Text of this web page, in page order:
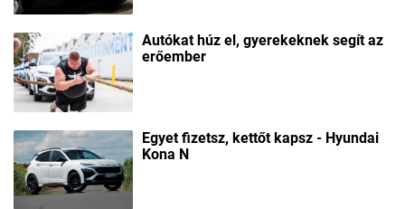
Autókat húz el, gyerekeknek segít az
erőember
Egyet fizetsz, kettőt kapsz - Hyundai
Kona N